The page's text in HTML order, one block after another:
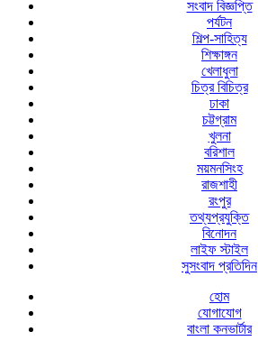
সংবাদ বিজ্ঞপ্তি
পর্যটন
শিল্প-সাহিত্য
শিক্ষাঙ্গন
খেলাধুলা
চিত্র বিচিত্র
ঢাকা
চট্টগ্রাম
খুলনা
বরিশাল
ময়মনসিংহ
রাজশাহী
রংপুর
তথ্যপ্রযুক্তি
বিনোদন
লাইফ স্টাইল
সুসংবাদ প্রতিদিন
হোম
যোগাযোগ
বাংলা কনভার্টার